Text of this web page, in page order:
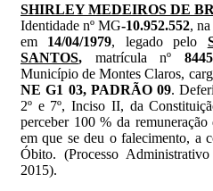
SHIRLEY MEDEIROS DE
Identidade nº MG-10.952.552,
em 14/04/1979, legado pelo
SANTOS, matrícula nº
Município de Montes Claros,
NE G1 03, PADRÃO 09.
2º e 7º, Inciso II, da
perceber 100 % da
em que se deu o falecimento, a
Óbito. (Processo
2015).